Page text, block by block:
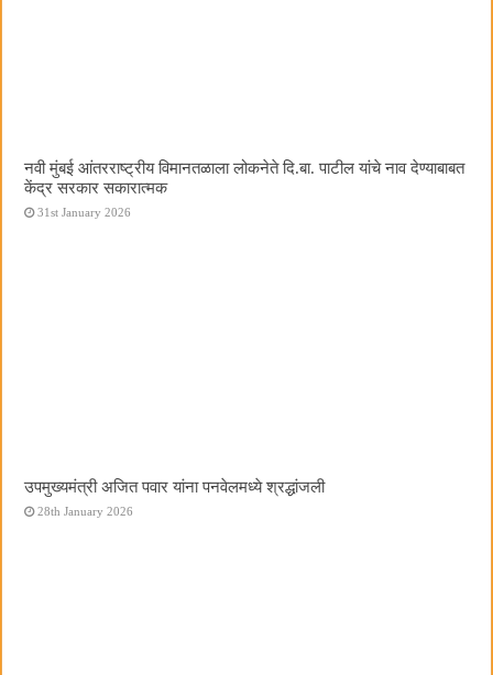
नवी मुंबई आंतरराष्ट्रीय विमानतळाला लोकनेते दि.बा. पाटील यांचे नाव देण्याबाबत
केंद्र सरकार सकारात्मक
31st January 2026
उपमुख्यमंत्री अजित पवार यांना पनवेलमध्ये श्रद्धांजली
28th January 2026